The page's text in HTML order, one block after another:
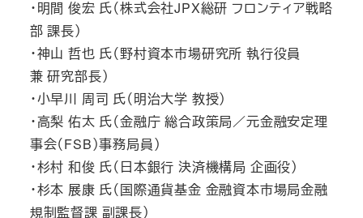
・明間 俊宏 氏（株式会社JPX総研 フロンティア戦略
部 課長）
・神山 哲也 氏（野村資本市場研究所 執行役員
兼 研究部長）
・小早川 周司 氏（明治大学 教授）
・高梨 佑太 氏（金融庁 総合政策局／元金融安定理
事会（FSB）事務局員）
・杉村 和俊 氏（日本銀行 決済機構局 企画役）
・杉本 展康 氏（国際通貨基金 金融資本市場局金融
規制監督課 副課長）